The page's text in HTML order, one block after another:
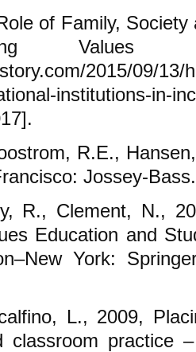
of Family,
2015/09/13/
institutions-in-
R.E.,
Jossey-Bass.
R., Clement, N.,
Education and
York:
L., 2009,
classroom practice